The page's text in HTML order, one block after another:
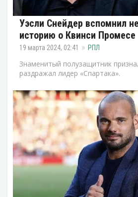
Уэсли Снейдер вспомнил
историю о Квинси Промесе
19 марта 2024, 02:41 РПЛ
Знаменитый полузащитник
раздражал лидер «Спартака».